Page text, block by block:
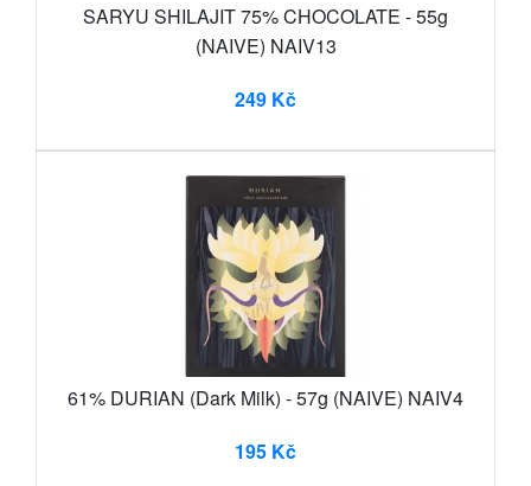
SARYU SHILAJIT 75% CHOCOLATE - 55g
(NAIVE) NAIV13
249 Kč
61% DURIAN (Dark Milk) - 57g (NAIVE) NAIV4
195 Kč